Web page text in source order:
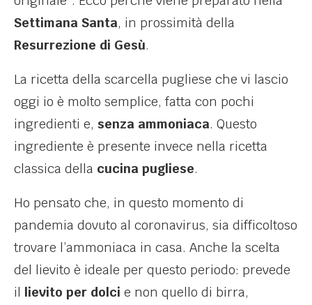
Settimana Santa, in prossimità della
Resurrezione di Gesù.
La ricetta della scarcella pugliese che vi lascio
oggi io è molto semplice, fatta con pochi
ingredienti e, senza ammoniaca. Questo
ingrediente è presente invece nella ricetta
classica della cucina pugliese.
Ho pensato che, in questo momento di
pandemia dovuto al coronavirus, sia difficoltoso
trovare l’ammoniaca in casa. Anche la scelta
del lievito è ideale per questo periodo: prevede
il lievito per dolci e non quello di birra,